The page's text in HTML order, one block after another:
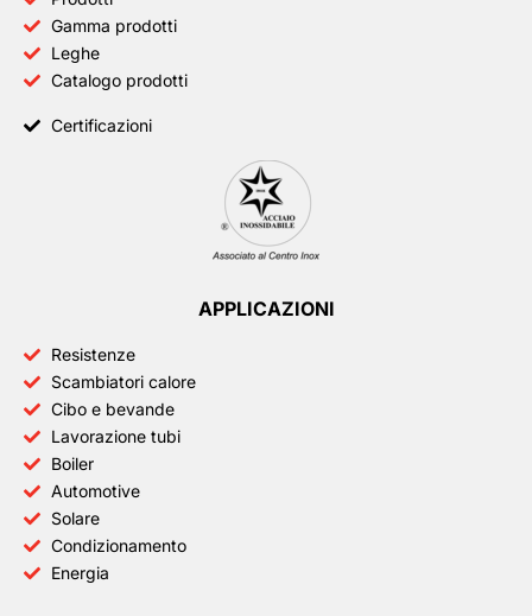
Gamma prodotti
Leghe
Catalogo prodotti
Certificazioni
APPLICAZIONI
Resistenze
Scambiatori calore
Cibo e bevande
Lavorazione tubi
Boiler
Automotive
Solare
Condizionamento
Energia